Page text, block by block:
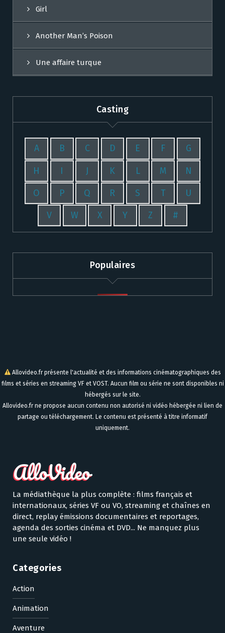
Girl
Another Man’s Poison
Une affaire turque
Casting
A B C D E F G
H I J K L M N
O P Q R S T U
V W X Y Z #
Populaires
Allovideo.fr présente l'actualité et des informations cinématographiques des
films et séries en streaming VF et VOST. Aucun film ou série ne sont disponibles ni
hébergés sur le site.
Allovideo.fr ne propose aucun contenu non autorisé ni vidéo hébergée ni lien de
partage ou téléchargement. Le contenu est présenté à titre informatif
uniquement.
La médiathèque la plus complète : films français et
internationaux, séries VF ou VO, streaming et chaînes en
direct, replay émissions documentaires et reportages,
agenda des sorties cinéma et DVD... Ne manquez plus
une seule vidéo !
Categories
Action
Animation
Aventure